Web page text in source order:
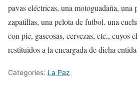
pavas eléctricas, una motoguadaña, una
zapatillas, una pelota de futbol. una
con pie, gaseosas, cervezas, etc., cuyos
restituidos a la encargada de dicha
Categories: La Paz